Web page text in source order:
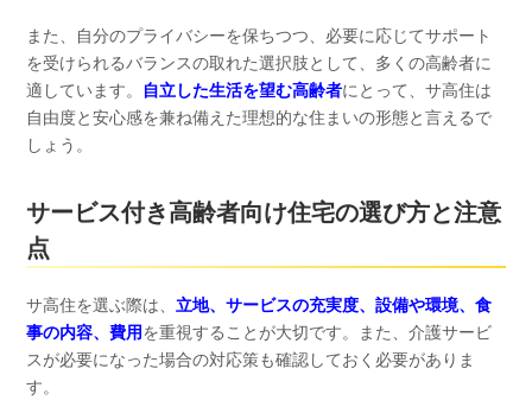
また、自分のプライバシーを保ちつつ、必要に応じてサポート
を受けられるバランスの取れた選択肢として、多くの高齢者に
適しています。
自立した生活を望む高齢者にとって、サ高住は
自由度と安心感を兼ね備えた理想的な住まいの形態と言えるで
しょう。
サービス付き高齢者向け住宅の選び方と注意
点
サ高住を選ぶ際は、 立地、サービスの充実度、設備や環境、食
事の内容、費用を重視することが大切です。また、介護サービ
スが必要になった場合の対応策も確認しておく必要がありま
す。